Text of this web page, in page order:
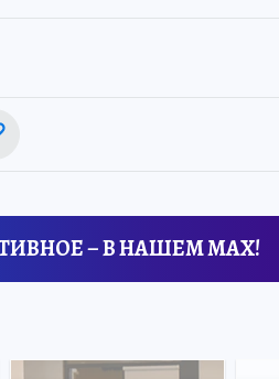
– В НАШЕМ MAX!